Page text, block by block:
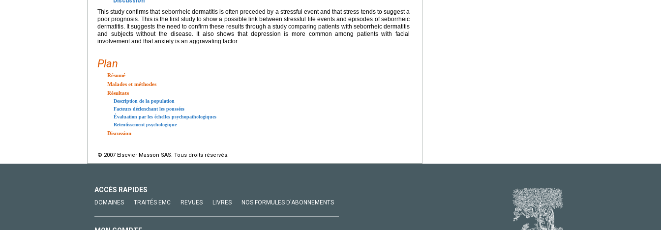
This study confirms that seborrheic dermatitis is often preceded by a stressful event and that stress tends to suggest a
poor prognosis. This is the first study to show a possible link between stressful life events and episodes of seborrheic
dermatitis. It suggests the need to confirm these results through a study comparing patients with seborrheic dermatitis
and subjects without the disease. It also shows that depression is more common among patients with facial
involvement and that anxiety is an aggravating factor.
Plan
Résumé
Malades et méthodes
Résultats
Description de la population
Facteurs déclenchant les poussées
Évaluation par les échelles psychopathologiques
Retentissement psychologique
Discussion
© 2007 Elsevier Masson SAS. Tous droits réservés.
ACCÈS RAPIDES
DOMAINES TRAITÉS EMC REVUES LIVRES NOS FORMULES D'ABONNEMENTS